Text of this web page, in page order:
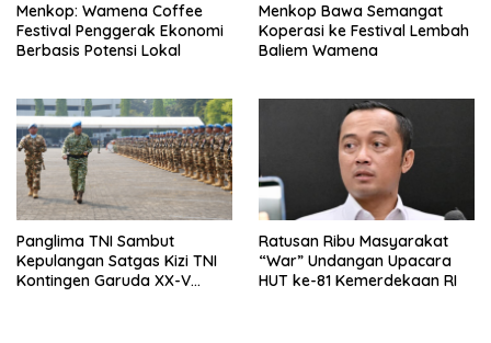
Menkop: Wamena Coffee
Festival Penggerak Ekonomi
Berbasis Potensi Lokal
Menkop Bawa Semangat
Koperasi ke Festival Lembah
Baliem Wamena
Panglima TNI Sambut
Kepulangan Satgas Kizi TNI
Kontingen Garuda XX-V
Ratusan Ribu Masyarakat
“War” Undangan Upacara
HUT ke-81 Kemerdekaan RI